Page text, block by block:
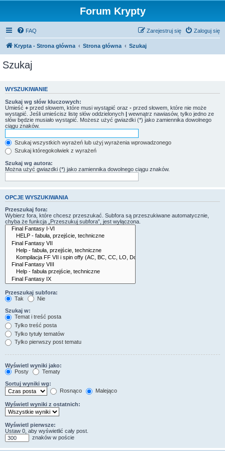
Forum Krypty
FAQ Zaloguj się
Zarejestruj się
Krypta - Strona główna Strona główna Szukaj
Szukaj
WYSZUKIWANIE
Szukaj wg słów kluczowych:
Umieść + przed słowem, które musi wystąpić oraz - przed słowem, które nie może
wystąpić. Jeśli umieścisz listę słów oddzielonych | wewnątrz nawiasów, tylko jedno ze
słów będzie musiało wystąpić. Możesz użyć gwiazdki (*) jako zamiennika dowolnego
ciągu znaków.
Szukaj wszystkich wyrażeń lub użyj wyrażenia wprowadzonego
Szukaj któregokolwiek z wyrażeń
Szukaj wg autora:
Można użyć gwiazdki (*) jako zamiennika dowolnego ciągu znaków.
OPCJE WYSZUKIWANIA
Przeszukaj fora:
Wybierz fora, które chcesz przeszukać. Subfora są przeszukiwane automatycznie,
chyba że funkcja „Przeszukuj subfora”, jest wyłączona.
Przeszukaj subfora:
Tak
Nie
Szukaj w:
Temat i treść posta
Tylko treść posta
Tylko tytuły tematów
Tylko pierwszy post tematu
Wyświetl wyniki jako:
Posty
Tematy
Sortuj wyniki wg:
Rosnąco
Malejąco
Wyświetl wyniki z ostatnich:
Wyświetl pierwsze:
Ustaw 0, aby wyświetlić cały post.
znaków w poście